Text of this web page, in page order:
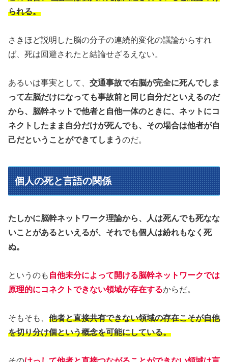
られる。
さきほど説明した脳の分子の連続的変化の議論からすれ
ば、死は回避されたと結論せざるえない。
あるいは事実として、 交通事故で右脳が完全に死んでしま
って左脳だけになっても事故前と同じ自分だといえるのだ
から、脳幹ネットで他者と自他一体のときに、ネットにコ
ネクトしたまま自分だけが死んでも、その場合は他者が自
己だということができてしまうのだ。
個人の死と言語の関係
たしかに脳幹ネットワーク理論から、人は死んでも死なな
いことがあるといえるが、それでも個人は紛れもなく死
ぬ。
というのも 自他未分によって開ける脳幹ネットワークでは
原理的にコネクトできない領域が存在するからだ。
そもそも、 他者と直接共有できない領域の存在こそが自他
を切り分け個という概念を可能にしている。